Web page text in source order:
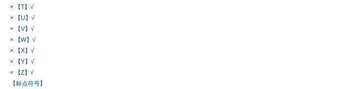
× 【T】√
× 【U】√
× 【V】√
× 【W】√
× 【X】√
× 【Y】√
× 【Z】√
【标点符号】